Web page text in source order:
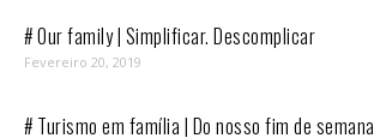
# Our family | Simplificar. Descomplicar
Fevereiro 20, 2019
# Turismo em família | Do nosso fim de semana